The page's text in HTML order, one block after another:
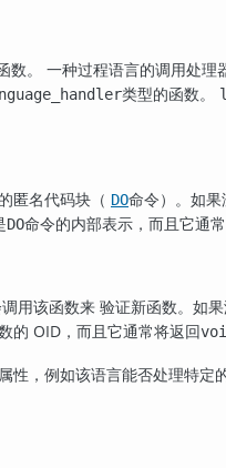
。 一种过程语言的调用处
类型的函数。
匿名代码块（ DO命令）。如果
DO命令的内部表示，而且它通
用该函数来 验证新函数。如
的 OID，而且它通常将返回
，例如该语言能否处理特定